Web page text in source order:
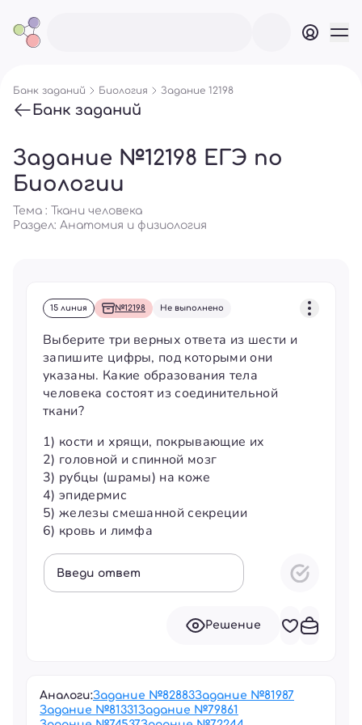
Банк заданий Биология Задание 12198
Банк заданий
Задание №12198 ЕГЭ по
Биологии
Тема : Ткани человека
Раздел: Анатомия и физиология
15 линия №12198 Не выполнено
Выберите три верных ответа из шести и
запишите цифры, под которыми они
указаны. Какие образования тела
человека состоят из соединительной
ткани?
1) кости и хрящи, покрывающие их
2) головной и спинной мозг
3) рубцы (шрамы) на коже
4) эпидермис
5) железы смешанной секреции
6) кровь и лимфа
Введи ответ
Решение
Аналоги:Задание №82883Задание №81987
Задание №81331Задание №79861